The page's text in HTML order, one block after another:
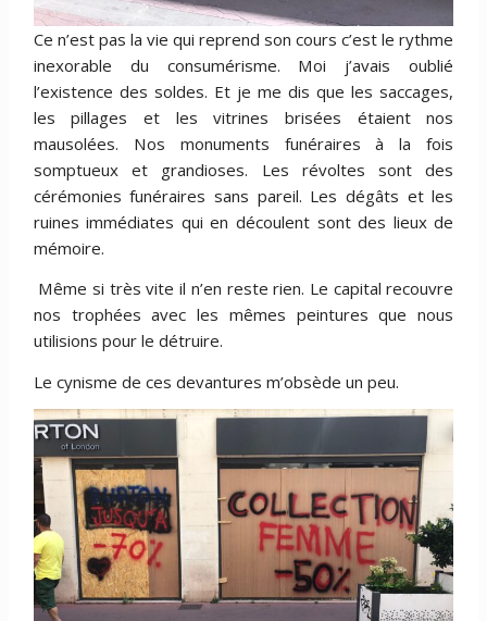
Ce n’est pas la vie qui reprend son cours c’est le rythme
inexorable du consumérisme. Moi j’avais oublié
l’existence des soldes. Et je me dis que les saccages,
les pillages et les vitrines brisées étaient nos
mausolées. Nos monuments funéraires à la fois
somptueux et grandioses. Les révoltes sont des
cérémonies funéraires sans pareil. Les dégâts et les
ruines immédiates qui en découlent sont des lieux de
mémoire.
Même si très vite il n’en reste rien. Le capital recouvre
nos trophées avec les mêmes peintures que nous
utilisions pour le détruire.
Le cynisme de ces devantures m’obsède un peu.